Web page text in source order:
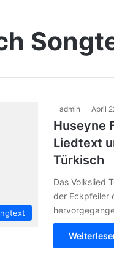
admin April
Huseyne
Liedtext
Türkisch
Das Volkslied
der Eckpfeiler